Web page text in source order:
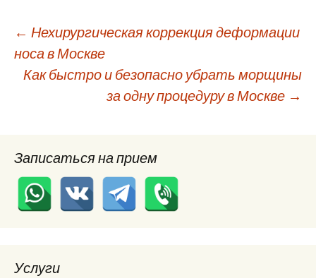
Навигация
по
← Нехирургическая коррекция деформации
носа в Москве
Как быстро и безопасно убрать морщины
за одну процедуру в Москве →
Записаться на прием
Услуги